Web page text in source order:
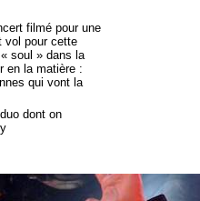
filmé pour une
vol pour cette
soul » dans la
en la matière :
qui vont la
dont on